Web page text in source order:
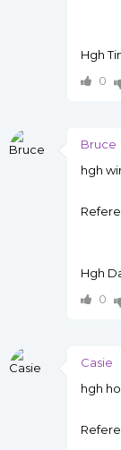
Hgh
0
Bruce
hgh
Hgh
0
Casie
hgh